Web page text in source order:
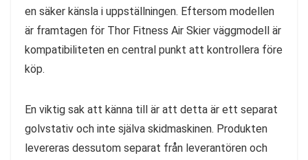
en säker känsla i uppställningen. Eftersom modellen
är framtagen för Thor Fitness Air Skier väggmodell är
kompatibiliteten en central punkt att kontrollera före
köp.
En viktig sak att känna till är att detta är ett separat
golvstativ och inte själva skidmaskinen. Produkten
levereras dessutom separat från leverantören och